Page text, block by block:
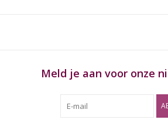
100 ml Alga Grow (NPK 4-2-4)
100 ml Power Roots (NPK 0-0-2)
Meld je aan voor onze